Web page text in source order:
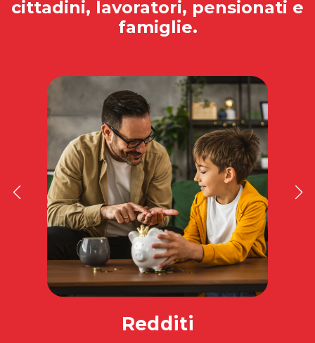
cittadini, lavoratori, pensionati e
famiglie.
Redditi